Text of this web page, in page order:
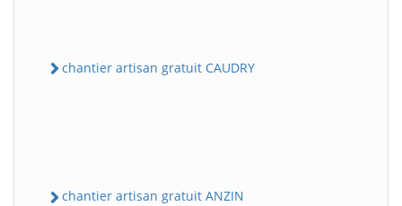
chantier artisan gratuit CAUDRY
chantier artisan gratuit ANZIN